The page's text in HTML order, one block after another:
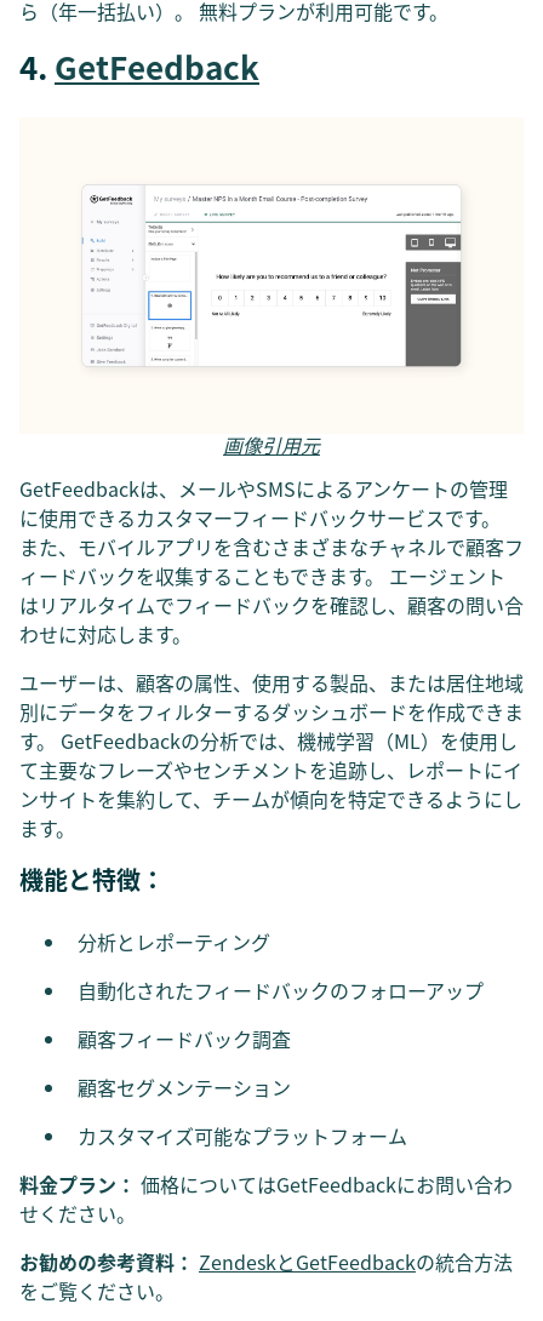
ら（年一括払い）。 無料プランが利用可能です。
4. GetFeedback
画像引用元
GetFeedbackは、メールやSMSによるアンケートの管理
に使用できるカスタマーフィードバックサービスです。
また、モバイルアプリを含むさまざまなチャネルで顧客フ
ィードバックを収集することもできます。 エージェント
はリアルタイムでフィードバックを確認し、顧客の問い合
わせに対応します。
ユーザーは、顧客の属性、使用する製品、または居住地域
別にデータをフィルターするダッシュボードを作成できま
す。 GetFeedbackの分析では、機械学習（ML）を使用し
て主要なフレーズやセンチメントを追跡し、レポートにイ
ンサイトを集約して、チームが傾向を特定できるようにし
ます。
機能と特徴：
分析とレポーティング
自動化されたフィードバックのフォローアップ
顧客フィードバック調査
顧客セグメンテーション
カスタマイズ可能なプラットフォーム
料金プラン： 価格についてはGetFeedbackにお問い合わ
せください。
お勧めの参考資料： ZendeskとGetFeedbackの統合方法
をご覧ください。